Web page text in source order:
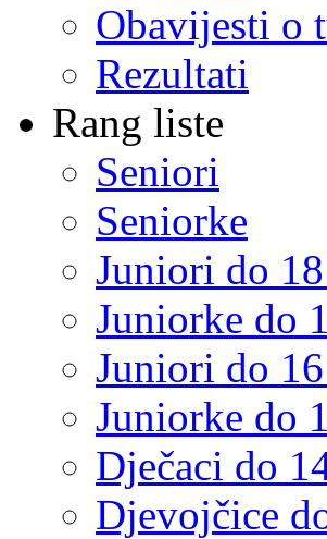
Obavijesti o
Rezultati
Rang liste
Seniori
Seniorke
Juniori do
Juniorke do
Juniori do
Juniorke do
Dječaci do
Djevojčice